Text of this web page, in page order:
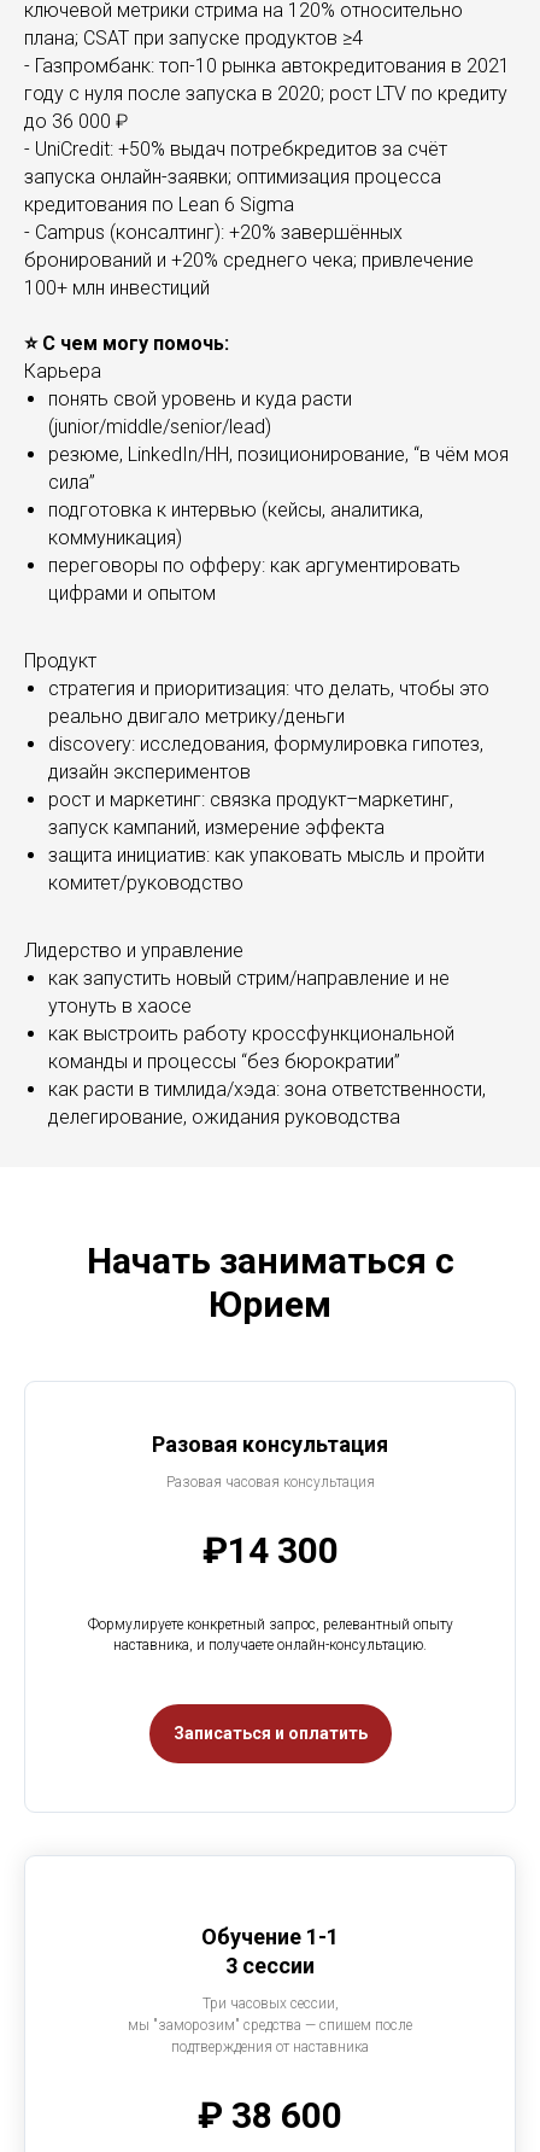
ключевой метрики стрима на 120% относительно
плана; CSAT при запуске продуктов ≥4
- Газпромбанк: топ-10 рынка автокредитования в 2021
году с нуля после запуска в 2020; рост LTV по кредиту
до 36 000 ₽
- UniCredit: +50% выдач потребкредитов за счёт
запуска онлайн-заявки; оптимизация процесса
кредитования по Lean 6 Sigma
- Campus (консалтинг): +20% завершённых
бронирований и +20% среднего чека; привлечение
100+ млн инвестиций
⭐️ С чем могу помочь:
Карьера
понять свой уровень и куда расти
(junior/middle/senior/lead)
резюме, LinkedIn/HH, позиционирование, “в чём моя
сила”
подготовка к интервью (кейсы, аналитика,
коммуникация)
переговоры по офферу: как аргументировать
цифрами и опытом
Продукт
стратегия и приоритизация: что делать, чтобы это
реально двигало метрику/деньги
discovery: исследования, формулировка гипотез,
дизайн экспериментов
рост и маркетинг: связка продукт–маркетинг,
запуск кампаний, измерение эффекта
защита инициатив: как упаковать мысль и пройти
комитет/руководство
Лидерство и управление
как запустить новый стрим/направление и не
утонуть в хаосе
как выстроить работу кроссфункциональной
команды и процессы “без бюрократии”
как расти в тимлида/хэда: зона ответственности,
делегирование, ожидания руководства
Начать заниматься с
Юрием
Разовая консультация
Разовая часовая консультация
₽14 300
Формулируете конкретный запрос, релевантный опыту
наставника, и получаете онлайн-консультацию.
Записаться и оплатить
Обучение 1-1
3 сессии
Три часовых сессии,
мы "заморозим" средства — спишем после
подтверждения от наставника
₽ 38 600